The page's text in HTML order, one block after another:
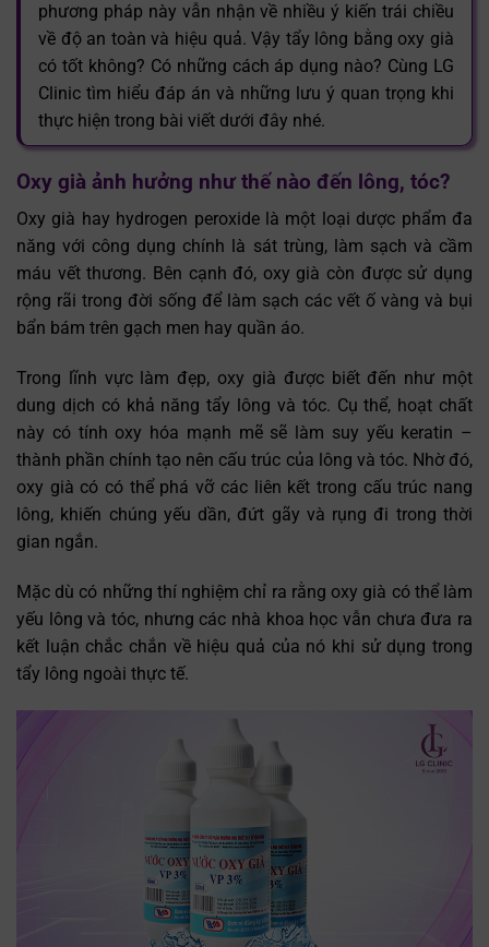
phương pháp này vẫn nhận về nhiều ý kiến trái chiều
về độ an toàn và hiệu quả. Vậy tẩy lông bằng oxy già
có tốt không? Có những cách áp dụng nào? Cùng LG
Clinic tìm hiểu đáp án và những lưu ý quan trọng khi
thực hiện trong bài viết dưới đây nhé.
Oxy già ảnh hưởng như thế nào đến lông, tóc?
Oxy già hay hydrogen peroxide là một loại dược phẩm đa
năng với công dụng chính là sát trùng, làm sạch và cầm
máu vết thương. Bên cạnh đó, oxy già còn được sử dụng
rộng rãi trong đời sống để làm sạch các vết ố vàng và bụi
bẩn bám trên gạch men hay quần áo.
Trong lĩnh vực làm đẹp, oxy già được biết đến như một
dung dịch có khả năng tẩy lông và tóc. Cụ thể, hoạt chất
này có tính oxy hóa mạnh mẽ sẽ làm suy yếu keratin –
thành phần chính tạo nên cấu trúc của lông và tóc. Nhờ đó,
oxy già có có thể phá vỡ các liên kết trong cấu trúc nang
lông, khiến chúng yếu dần, đứt gãy và rụng đi trong thời
gian ngắn.
Mặc dù có những thí nghiệm chỉ ra rằng oxy già có thể làm
yếu lông và tóc, nhưng các nhà khoa học vẫn chưa đưa ra
kết luận chắc chắn về hiệu quả của nó khi sử dụng trong
tẩy lông ngoài thực tế.